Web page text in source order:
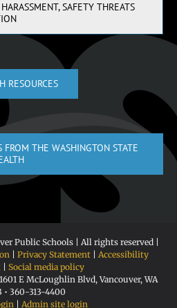
SAFETY THREATS
RESOURCES
FROM THE WASHINGTON STATE
Public Schools | All rights reserved |
| Privacy Statement| Accessibility
Social media policy
E McLoughlin Blvd, Vancouver, WA
• 360-313-4400
Admin site login